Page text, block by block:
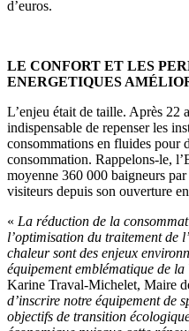
d’euros.
LE CONFORT ET LES
ENERGETIQUES
L’enjeu était de taille. Après 22
indispensable de repenser les
consommations en fluides pour
consommation. Rappelons-le,
moyenne 360 000 baigneurs
visiteurs depuis son ouverture
« La réduction de la
l’optimisation du traitement de
chaleur sont des enjeux
équipement emblématique de
Karine Traval-Michelet, Maire
d’inscrire notre équipement de
objectifs de transition